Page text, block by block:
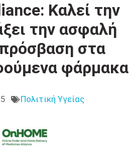
Καλεί την
την ασφαλή
στα
φάρμακα
Πολιτική Υγείας